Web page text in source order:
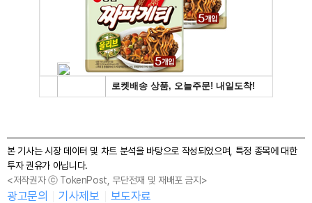
본 기사는 시장 데이터 및 차트 분석을 바탕으로 작성되었으며, 특정 종목에 대한
투자 권유가 아닙니다.
<저작권자 ⓒ TokenPost, 무단전재 및 재배포 금지>
광고문의 기사제보 보도자료